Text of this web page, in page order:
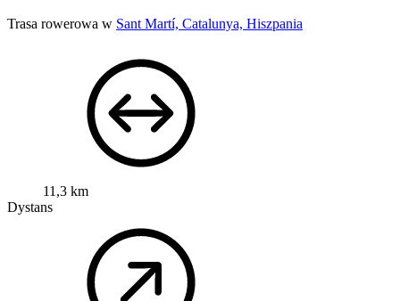
Trasa rowerowa w Sant Martí, Catalunya, Hiszpania
11,3 km
Dystans